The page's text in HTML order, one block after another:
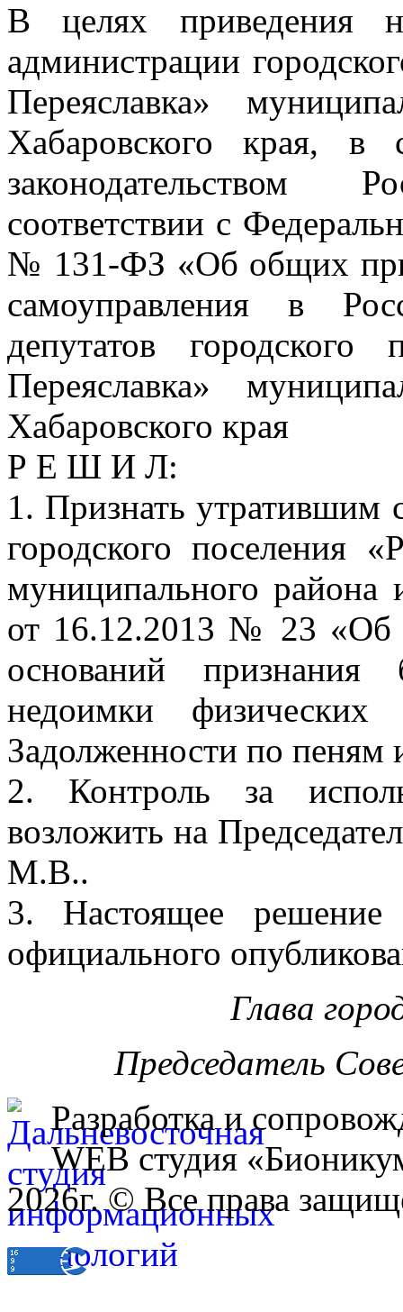
В целях приведения
администрации
Переяславка»
Хабаровского края, в
законодательством
соответствии с
№ 131-ФЗ «Об общих
самоуправления в
депутатов городского
Переяславка»
Хабаровского края
Р Е Ш И Л:
1. Признать утратившим
городского поселения
муниципального района
от 16.12.2013 № 23 «Об
оснований
недоимки
Задолженности по
2. Контроль за
возложить на
М.В..
3. Настоящее
официального
Глава
Председатель
Разработка и
WEB студия
2026г. © Все права